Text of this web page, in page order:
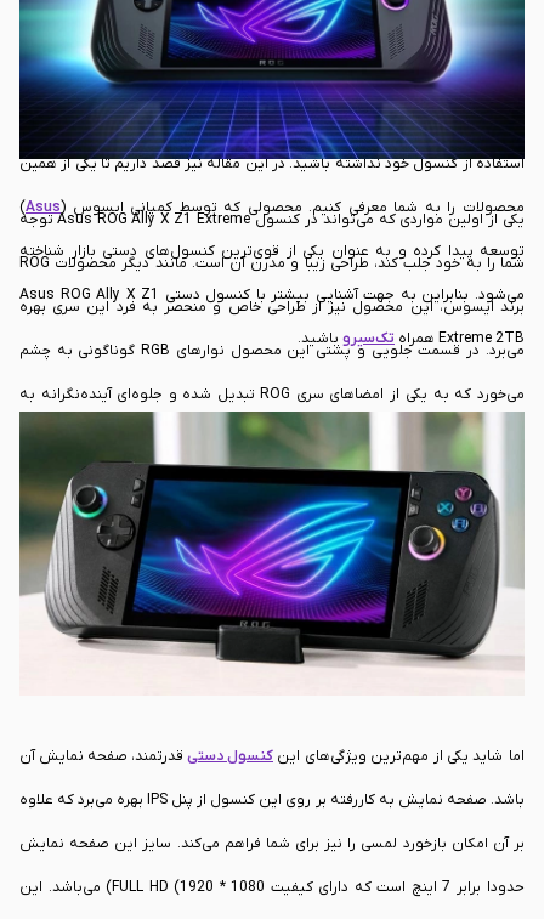
می‌برد و می‌تواند به درستی نیاز پیش آمده را پاسخ دهد. کنسول‌هایی که از طراحی
جذابی بهره می‌برند و به شما اجازه می‌دهند تا بدون محدودیت زمان و مکانی، در
دنیای جذاب بازی‌های ویدیویی غوطه‌ور شوید و دیگر مشکلی از بابت حمل یا
استفاده از کنسول خود نداشته باشید. در این مقاله نیز قصد داریم تا یکی از همین
محصولات را به شما معرفی کنیم. محصولی که توسط کمپانی ایسوس (Asus
)
توسعه پیدا کرده و به عنوان یکی از قوی‌ترین کنسول‌های دستی بازار شناخته
می‌شود. بنابراین به جهت آشنایی بیشتر با کنسول دستی Asus ROG Ally X Z1
Extreme 2TB همراه تک‌سیرو باشید.
یکی از اولین مواردی که می‌تواند در کنسول Asus ROG Ally X Z1 Extreme توجه
شما را به خود جلب کند، طراحی زیبا و مدرن آن است. مانند دیگر محصولات ROG
برند ایسوس، این محصول نیز از طراحی خاص و منحصر به فرد این سری بهره
می‌برد. در قسمت جلویی و پشتی این محصول نوارهای RGB گوناگونی به چشم
می‌خورد که به یکی از امضاهای سری ROG تبدیل شده و جلوه‌ای آینده‌نگرانه به
این کنسول بخشیده است. به طور کلی می‌توان گفت که ایسوس در بخش طراحی
این محصول به شکل فوق‌العاده‌ای عمل کرده و توانسته با ترکیب المان‌های سری
ROG در این کنسول، به جلوه‌ای خاص و منحصر به فرد دست پیدا کند که به خوبی
با ذائقه اکثر گیمرها نیز هم‌خوانی دارد.
اما شاید یکی از مهم‌ترین ویژگی‌های این کنسول دستی قدرتمند، صفحه نمایش آن
باشد. صفحه نمایش به کاررفته بر روی این کنسول از پنل IPS بهره می‌برد که علاوه
بر آن امکان بازخورد لمسی را نیز برای شما فراهم می‌کند. سایز این صفحه‌ نمایش
حدودا برابر 7 اینچ است که دارای کیفیت FULL HD (1920 * 1080) می‌باشد. این